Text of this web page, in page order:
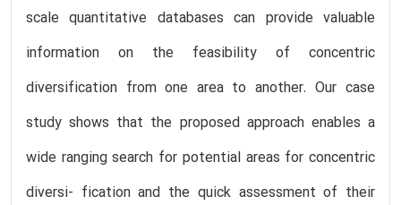
scale quantitative databases can provide valuable
information on the feasibility of concentric
diversification from one area to another. Our case
study shows that the proposed approach enables a
wide ranging search for potential areas for concentric
diversi- fication and the quick assessment of their